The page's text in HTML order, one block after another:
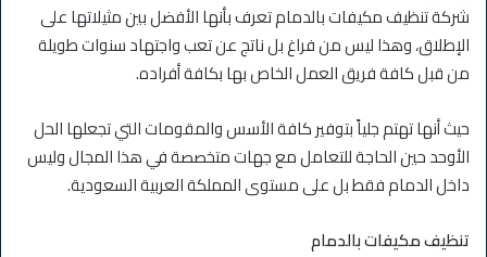
شركة تنظيف مكيفات بالدمام تعرف بأنها الأفضل بين مثيلاتها على
الإطلاق، وهذا ليس من فراغ بل ناتج عن تعب واجتهاد سنوات طويلة
من قبل كافة فريق العمل الخاص بها بكافة أفراده.
حيث أنها تهتم جلياً بتوفير كافة الأسس والمقومات التي تجعلها الحل
الأوحد حين الحاجة للتعامل مع جهات متخصصة في هذا المجال وليس
داخل الدمام فقط بل على مستوى المملكة العربية السعودية.
تنظيف مكيفات بالدمام